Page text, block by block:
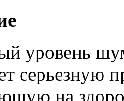
уровень
серьезную
на